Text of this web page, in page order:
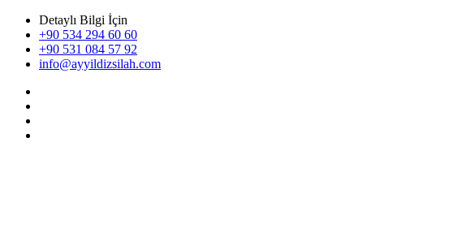
Detaylı Bilgi İçin
+90 534 294 60 60
+90 531 084 57 92
info@ayyildizsilah.com